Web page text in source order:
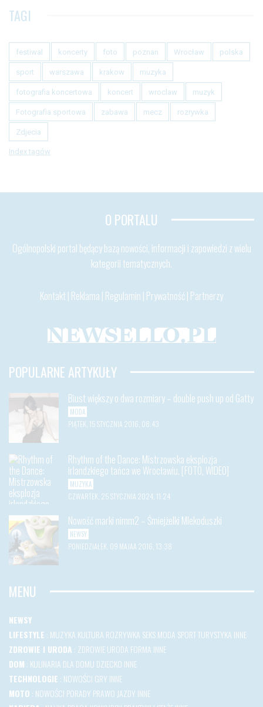
TAGI
festiwal koncerty foto poznan Wrocław polska
sport warszawa krakow muzyka
fotografia koncertowa koncert wroclaw muzyk
Fotografia sportowa zabawa mecz rozrywka
Zdjecia
Index tagów
O PORTALU
Ogólnopolski portal będący bazą nowości, informacji i zapowiedzi z wielu
kategorii tematycznych.
Kontakt | Reklama | Regulamin | Prywatność| Partnerzy
POPULARNE ARTYKUŁY
Biust większy o dwa rozmiary – double push up od Gatty
MODA
PIĄTEK, 15 STYCZNIA 2016, 08:43
Rhythm of the Dance: Mistrzowska eksplozja
irlandzkiego tańca we Wrocławiu. [FOTO, WIDEO]
MUZYKA
CZWARTEK, 25 STYCZNIA 2024, 11:24
Nowość marki nimm2 – Śmiejżelki Mlekoduszki
NEWSY
PONIEDZIAŁEK, 09 MAJAA 2016, 13:38
MENU
NEWSY
LIFESTYLE : MUZYKA KULTURA ROZRYWKA SEKSMODA SPORTTURYSTYKA INNE
ZDROWIE I URODA : ZDROWIEURODA FORMA INNE
DOM : KULINARIA DLA DOMU DZIECKO INNE
TECHNOLOGIE : NOWOŚCI GRY INNE
MOTO : NOWOŚCI PORADY PRAWO JAZDY INNE